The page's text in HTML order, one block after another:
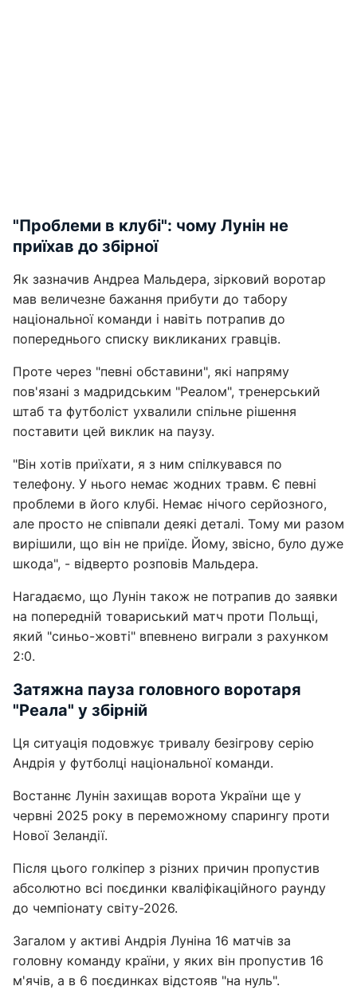
"Проблеми в клубі": чому Лунін не
приїхав до збірної
Як зазначив Андреа Мальдера, зірковий воротар
мав величезне бажання прибути до табору
національної команди і навіть потрапив до
попереднього списку викликаних гравців.
Проте через "певні обставини", які напряму
пов'язані з мадридським "Реалом", тренерський
штаб та футболіст ухвалили спільне рішення
поставити цей виклик на паузу.
"Він хотів приїхати, я з ним спілкувався по
телефону. У нього немає жодних травм. Є певні
проблеми в його клубі. Немає нічого серйозного,
але просто не співпали деякі деталі. Тому ми разом
вирішили, що він не приїде. Йому, звісно, було дуже
шкода", - відверто розповів Мальдера.
Нагадаємо, що Лунін також не потрапив до заявки
на попередній товариський матч проти Польщі,
який "синьо-жовті" впевнено виграли з рахунком
2:0.
Затяжна пауза головного воротаря
"Реала" у збірній
Ця ситуація подовжує тривалу безігрову серію
Андрія у футболці національної команди.
Востаннє Лунін захищав ворота України ще у
червні 2025 року в переможному спарингу проти
Нової Зеландії.
Після цього голкіпер з різних причин пропустив
абсолютно всі поєдинки кваліфікаційного раунду
до чемпіонату світу-2026.
Загалом у активі Андрія Луніна 16 матчів за
головну команду країни, у яких він пропустив 16
м'ячів, а в 6 поєдинках відстояв "на нуль".